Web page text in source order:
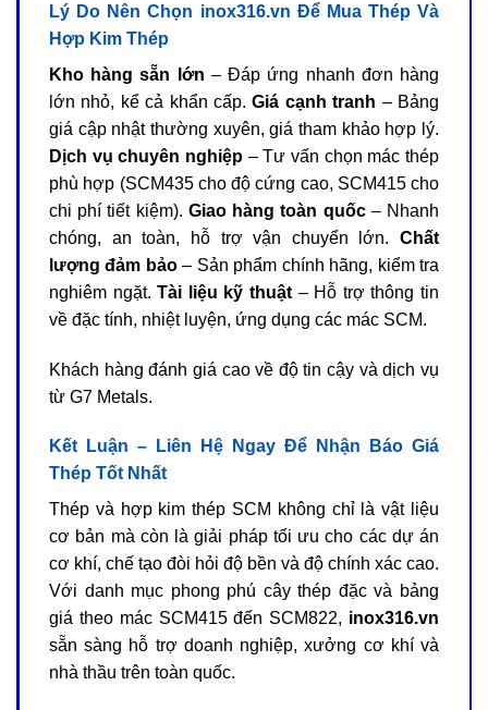
Lý Do Nên Chọn inox316.vn Để Mua Thép Và
Hợp Kim Thép
Kho hàng sẵn lớn – Đáp ứng nhanh đơn hàng
lớn nhỏ, kể cả khẩn cấp.Giá cạnh tranh – Bảng
giá cập nhật thường xuyên, giá tham khảo hợp lý.
Dịch vụ chuyên nghiệp – Tư vấn chọn mác thép
phù hợp (SCM435 cho độ cứng cao, SCM415 cho
chi phí tiết kiệm). Giao hàng toàn quốc– Nhanh
chóng, an toàn, hỗ trợ vận chuyển lớn. Chất
lượng đảm bảo– Sản phẩm chính hãng, kiểm tra
nghiêm ngặt.Tài liệu kỹ thuật – Hỗ trợ thông tin
về đặc tính, nhiệt luyện, ứng dụng các mác SCM.
Khách hàng đánh giá cao về độ tin cậy và dịch vụ
từ G7 Metals.
Kết Luận – Liên Hệ Ngay Để Nhận Báo Giá
Thép Tốt Nhất
Thép và hợp kim thép SCM không chỉ là vật liệu
cơ bản mà còn là giải pháp tối ưu cho các dự án
cơ khí, chế tạo đòi hỏi độ bền và độ chính xác cao.
Với danh mục phong phú cây thép đặc và bảng
giá theo mác SCM415 đến SCM822, inox316.vn
sẵn sàng hỗ trợ doanh nghiệp, xưởng cơ khí và
nhà thầu trên toàn quốc.